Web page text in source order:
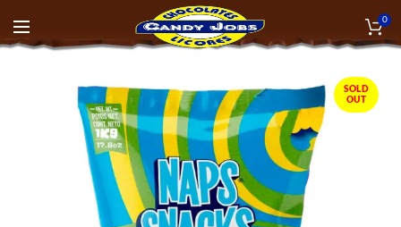
0
SOLD
OUT